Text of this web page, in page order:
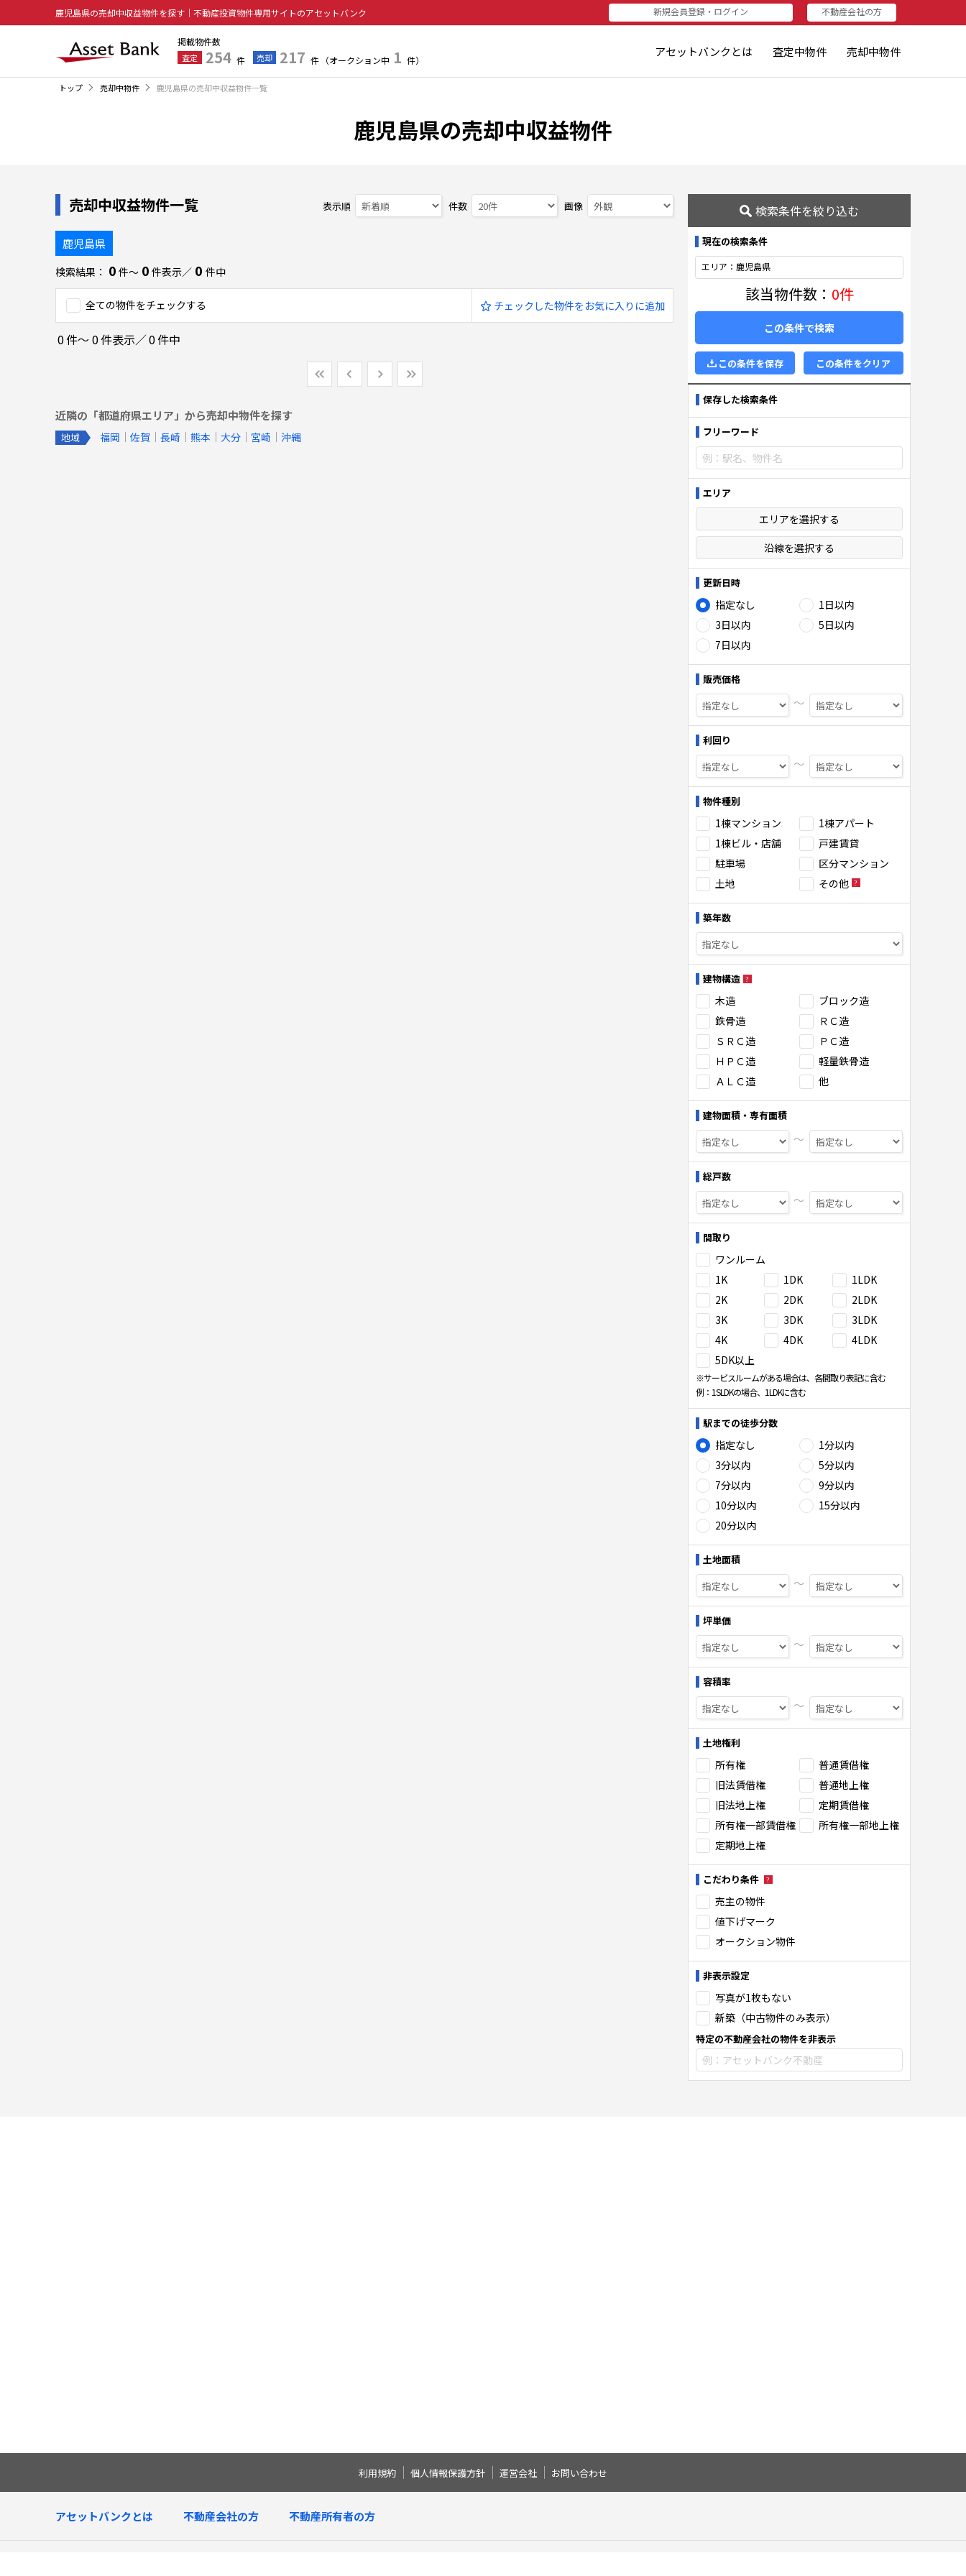
鹿児島県の売却中収益物件を探す｜不動産投資物件専用サイトのアセットバンク
掲載物件数
査定 254 件 売却 217 件 （オークション中 1 件）
新規会員登録・ログイン
不動産会社の方
アセットバンクとは 査定中物件 売却中物件
トップ 売却中物件 鹿児島県の売却中収益物件一覧
鹿児島県の売却中収益物件
検索条件を絞り込む
現在の検索条件
エリア：鹿児島県
該当物件数： 0件
この条件で検索
この条件を保存 この条件をクリア
保存した検索条件
フリーワード
エリア
エリアを選択する
沿線を選択する
更新日時
指定なし
1日以内
3日以内
5日以内
7日以内
販売価格
〜
利回り
〜
物件種別
1棟マンション
1棟アパート
1棟ビル・店舗
戸建賃貸
駐車場
区分マンション
土地
その他
築年数
建物構造
木造
ブロック造
鉄骨造
ＲＣ造
ＳＲＣ造
ＰＣ造
ＨＰＣ造
軽量鉄骨造
ＡＬＣ造
他
建物面積・専有面積
〜
総戸数
〜
間取り
ワンルーム
1K
1DK
1LDK
2K
2DK
2LDK
3K
3DK
3LDK
4K
4DK
4LDK
5DK以上
※サービスルームがある場合は、各間取り表記に含む
例：1SLDKの場合、1LDKに含む
駅までの徒歩分数
指定なし
1分以内
3分以内
5分以内
7分以内
9分以内
10分以内
15分以内
20分以内
土地面積
〜
坪単価
〜
容積率
〜
土地権利
所有権
普通賃借権
旧法賃借権
普通地上権
旧法地上権
定期賃借権
所有権一部賃借権
所有権一部地上権
定期地上権
こだわり条件
売主の物件
値下げマーク
オークション物件
非表示設定
写真が1枚もない
新築（中古物件のみ表示）
特定の不動産会社の物件を非表示
売却中収益物件一覧 表示順 件数 画像
鹿児島県
検索結果： 0 件〜 0 件表示／ 0 件中
全ての物件をチェックする チェックした物件をお気に入りに追加
0件〜0件表示／0件中
近隣の「都道府県エリア」から売却中物件を探す
地域 福岡 佐賀 長崎 熊本 大分 宮崎 沖縄
利用規約 個人情報保護方針 運営会社 お問い合わせ
アセットバンクとは 不動産会社の方 不動産所有者の方